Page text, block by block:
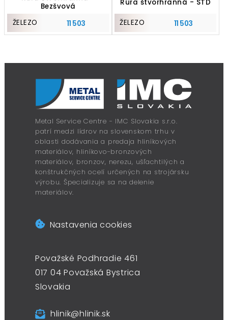
Bezšvová
ŽELEZO
11 503
Rúra štvorhranná - STD
ŽELEZO 11 503
Metal Service Centre - IMC Slovakia s.r.o.
patrí medzi lídrov na slovenskom trhu v
oblasti dodávania a predaja hliníkových
materiálov, hliníkovo-bronzových
materiálov, bronzov, nerezu, ušľachtilých a
konštrukčných ocelí určených na strojársku
výrobu. Špecializuje sa na delenie
materiálov.
Nastavenia cookies
Považské Podhradie 461
017 04 Považská Bystrica
Slovakia
hlinik@hlinik.sk